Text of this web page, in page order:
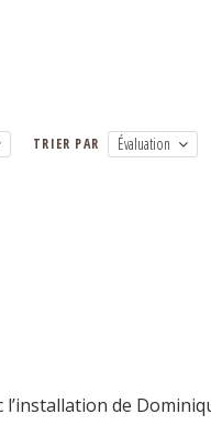
TRIER PAR Évaluation
de